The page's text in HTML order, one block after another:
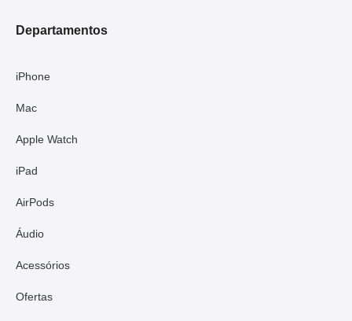
Departamentos
iPhone
Mac
Apple Watch
iPad
AirPods
Áudio
Acessórios
Ofertas